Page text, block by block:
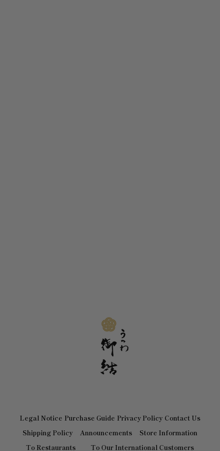
Legal Notice Purchase Guide Privacy Policy Contact Us
Shipping Policy
Announcements
Store Information
To Restaurants
To Our International Customers